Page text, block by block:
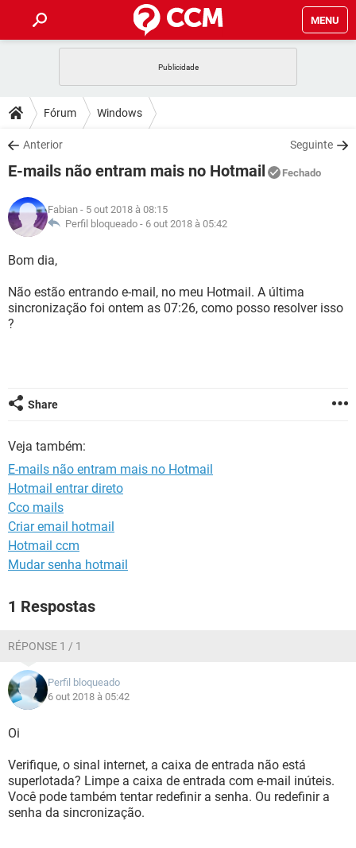
MENU
CELULAR
OUTLOOK
INSTAGRAM GMAIL
GUIA DE COMPRAS
DICAS
JOGOS
INSTAGRAM
GUIA DE COMPRAS
DOWNLOADS
JOGOS WHATSAPP
CELULAR
OUTLOOK EXCEL
INSTAGRAM
JOGOS
CELULAR
OUTLOOK
INSTAGRAM GMAIL
GLOSSÁRIO
JOGOS
OUTLOOK EXCEL
Fórum Windows
Anterior Seguinte
E-mails não entram mais no Hotmail Fechado
Fabian - 5 out 2018 à 08:15
Perfil bloqueado - 6 out 2018 à 05:42
Bom dia,
Não estão entrando e-mail, no meu Hotmail. A última
sincronização foi ontem as 07:26, como posso resolver isso
?
Share
Veja também:
E-mails não entram mais no Hotmail
Hotmail entrar direto
Cco mails
Criar email hotmail
Hotmail ccm
Mudar senha hotmail
1 Respostas
RÉPONSE 1 / 1
Perfil bloqueado
6 out 2018 à 05:42
Oi
Verifique, o sinal internet, a caixa de entrada não está
superlotada? Limpe a caixa de entrada com e-mail inúteis.
Você pode também tentar redefinir a senha. Ou redefinir a
senha da sincronização.